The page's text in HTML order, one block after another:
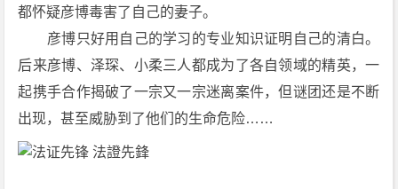
0
8
0
都怀疑彦博毒害了自己的妻子。
彦博只好用自己的学习的专业知识证明自己的清白。
后来彦博、泽琛、小柔三人都成为了各自领域的精英，一
起携手合作揭破了一宗又一宗迷离案件，但谜团还是不断
出现，甚至威胁到了他们的生命危险……